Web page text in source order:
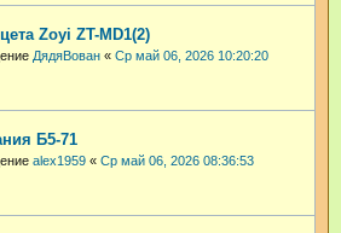
Zoyi ZT-MD1(2)
ДядяВован « Ср май 06, 2026 10:20:20
Б5-71
аlex1959 « Ср май 06, 2026 08:36:53